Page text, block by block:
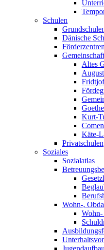
Schulen
Dänische
Förderzentren
Altes
Kurt-
Käte-
Privatschulen
Soziales
Sozialatlas
Wohn-,
Wohn-